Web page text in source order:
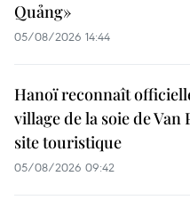
Quảng»
05/08/2026 14:44
Hanoï reconnaît
village de la soie de Van
site touristique
05/08/2026 09:42